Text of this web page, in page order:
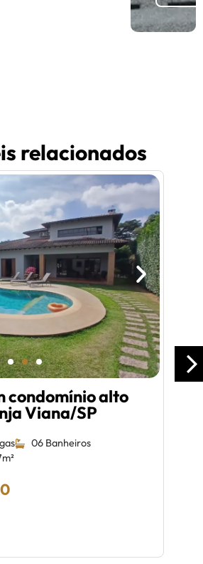
relacionados
condomínio alto
Viana/SP
06 Banheiros